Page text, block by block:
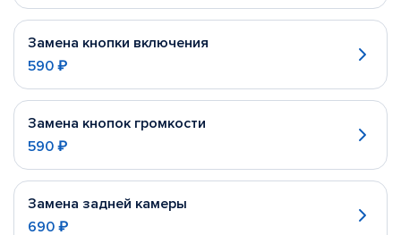
Замена кнопки включения
590 ₽
Замена кнопок громкости
590 ₽
Замена задней камеры
690 ₽